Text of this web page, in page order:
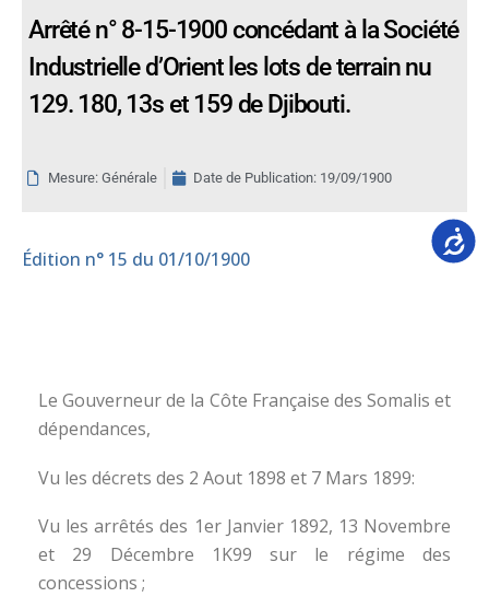
Arrêté n° 8-15-1900 concédant à la Société
Industrielle d’Orient les lots de terrain nu
129. 180, 13s et 159 de Djibouti.
Mesure: Générale Date de Publication: 19/09/1900
Édition n° 15 du 01/10/1900
Le Gouverneur de la Côte Française des Somalis et
dépendances,
Vu les décrets des 2 Aout 1898 et 7 Mars 1899:
Vu les arrêtés des 1er Janvier 1892, 13 Novembre
et 29 Décembre 1K99 sur le régime des
concessions ;